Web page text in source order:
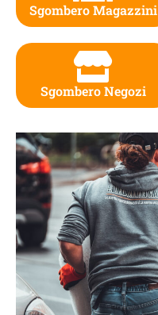
Sgombero Magazzini
Sgombero Negozi